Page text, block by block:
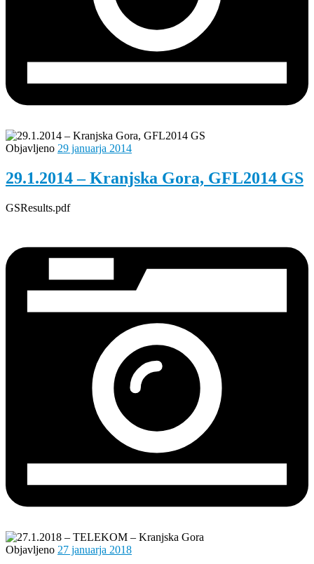
Objavljeno 29 januarja 2014
29.1.2014 – Kranjska Gora, GFL2014 GS
GSResults.pdf
Objavljeno 27 januarja 2018